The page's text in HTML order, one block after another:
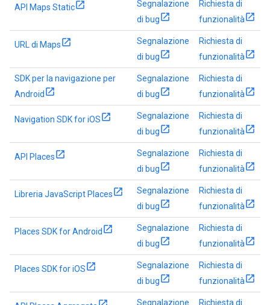
API Maps Static
Segnalazione
di bug
Richiesta di
funzionalità
URL di Maps
Segnalazione
di bug
Richiesta di
funzionalità
SDK per la navigazione per
Android
Segnalazione
di bug
Richiesta di
funzionalità
Navigation SDK for iOS
Segnalazione
di bug
Richiesta di
funzionalità
API Places
Segnalazione
di bug
Richiesta di
funzionalità
Libreria JavaScript Places
Segnalazione
di bug
Richiesta di
funzionalità
Places SDK for Android
Segnalazione
di bug
Richiesta di
funzionalità
Places SDK for iOS
Segnalazione
di bug
Richiesta di
funzionalità
Segnalazione
Richiesta di